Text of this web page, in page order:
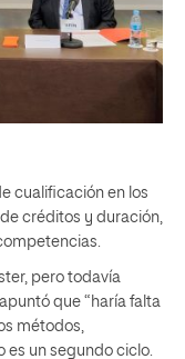
cualificación en los
créditos y duración,
pero todavía
que “haría falta
métodos,
es un segundo ciclo.